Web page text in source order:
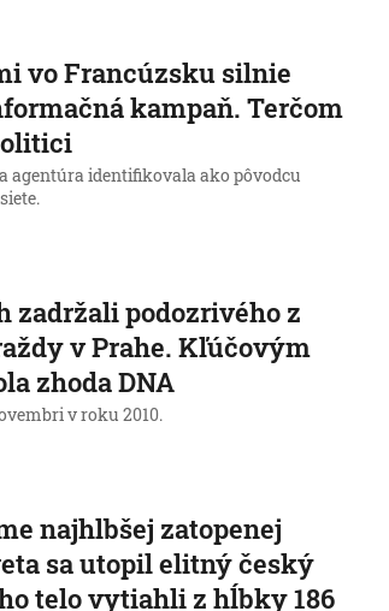
vo Francúzsku silnie
kampaň. Terčom
agentúra identifikovala ako pôvodcu
zadržali podozrivého z
v Prahe. Kľúčovým
zhoda DNA
v roku 2010.
najhlbšej zatopenej
sa utopil elitný český
telo vytiahli z hĺbky 186